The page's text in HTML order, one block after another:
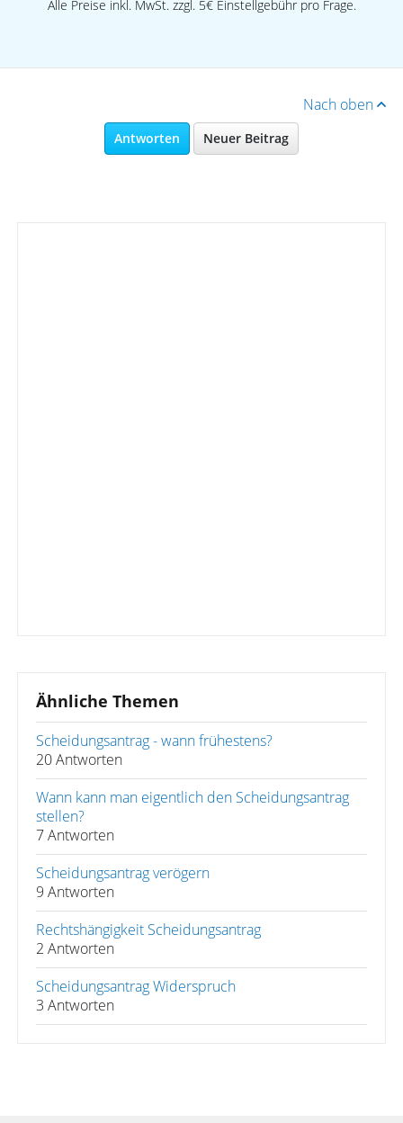
Alle Preise inkl. MwSt. zzgl. 5€ Einstellgebühr pro Frage.
Nach oben
Antworten Neuer Beitrag
Ähnliche Themen
Scheidungsantrag - wann frühestens?
20 Antworten
Wann kann man eigentlich den Scheidungsantrag
stellen?
7 Antworten
Scheidungsantrag verögern
9 Antworten
Rechtshängigkeit Scheidungsantrag
2 Antworten
Scheidungsantrag Widerspruch
3 Antworten